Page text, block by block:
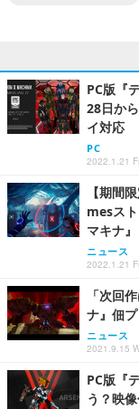
PC版『
28日か
イ対応
PC
2022.1.21
【期間
mesス
マキナ』
ニュース
2022.1.21
「次回
ナ』佃
ニュース
2021.9.15
PC版『
う？映